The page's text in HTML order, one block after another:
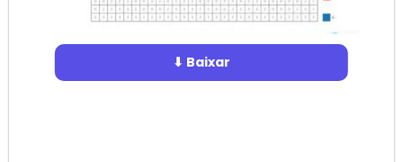
⬇ Baixar